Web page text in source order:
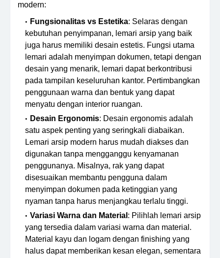
modern:
Fungsionalitas vs Estetika: Selaras dengan
kebutuhan penyimpanan, lemari arsip yang baik
juga harus memiliki desain estetis. Fungsi utama
lemari adalah menyimpan dokumen, tetapi dengan
desain yang menarik, lemari dapat berkontribusi
pada tampilan keseluruhan kantor. Pertimbangkan
penggunaan warna dan bentuk yang dapat
menyatu dengan interior ruangan.
Desain Ergonomis: Desain ergonomis adalah
satu aspek penting yang seringkali diabaikan.
Lemari arsip modern harus mudah diakses dan
digunakan tanpa mengganggu kenyamanan
penggunanya. Misalnya, rak yang dapat
disesuaikan membantu pengguna dalam
menyimpan dokumen pada ketinggian yang
nyaman tanpa harus menjangkau terlalu tinggi.
Variasi Warna dan Material : Pilihlah lemari arsip
yang tersedia dalam variasi warna dan material.
Material kayu dan logam dengan finishing yang
halus dapat memberikan kesan elegan, sementara